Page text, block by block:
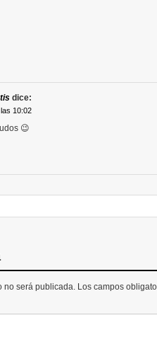
dice:
10:02
😉
será publicada. Los campos